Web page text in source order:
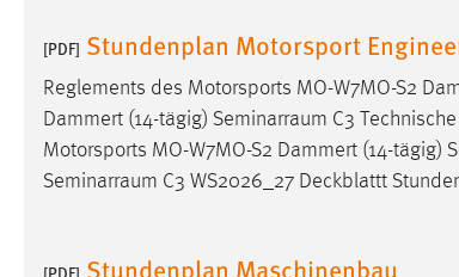
[PDF] Stundenplan Motorsport
Reglements des Motorsports MO-W7MO-S2
Dammert (14-tägig) Seminarraum C3
Motorsports MO-W7MO-S2 Dammert (14-tägig)
Seminarraum C3 WS2026_27 Deckblattt
[PDF] Stundenplan Maschinenbau
Name: _pk_ref, _pk_cvar, _pk_id, _pk_ses
Zweck: Zugriffsstatistik